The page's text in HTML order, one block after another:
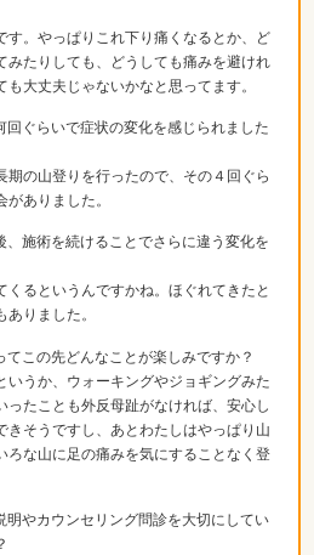
す。やっぱりこれ下り痛くなるとか、ど
みたりしても、どうしても痛みを避けれ
大丈夫じゃないかなと思ってます。
回ぐらいで症状の変化を感じられました
期の山登りを行ったので、その４回ぐら
ありました。
、施術を続けることでさらに違う変化を
るというんですかね。ほぐれてきたと
りました。
てこの先どんなことが楽しみですか？
いうか、ウォーキングやジョギングみた
ったことも外反母趾がなければ、安心し
きそうですし、あとわたしはやっぱり山
ろな山に足の痛みを気にすることなく登
明やカウンセリング問診を大切にしてい